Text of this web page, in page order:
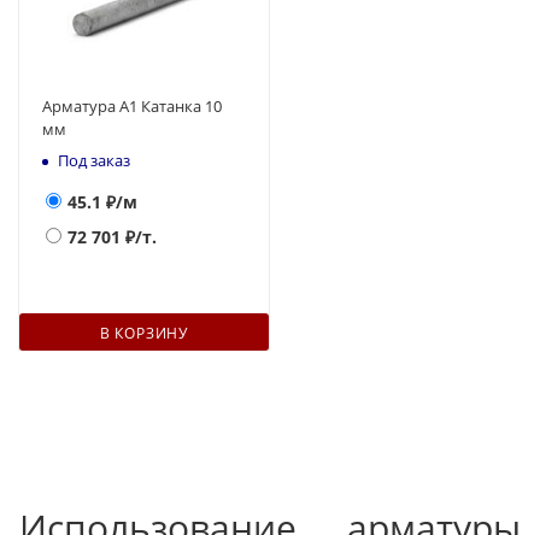
Арматура А1 Катанка 10
мм
Под заказ
45.1 ₽/м
72 701 ₽/т.
В КОРЗИНУ